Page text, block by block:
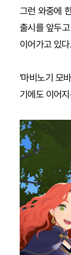
그런 와중에
출시를 앞두
이어가고 있다.
'마비노기 모
기에도 이어